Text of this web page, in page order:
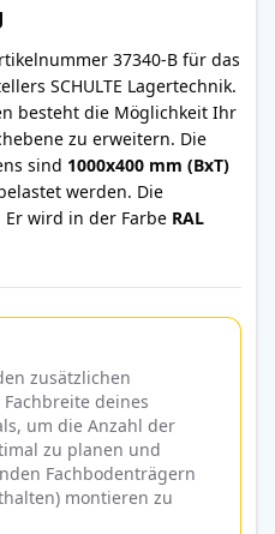
37340-B für das
SCHULTE Lagertechnik.
besteht die Möglichkeit Ihr
zu erweitern. Die
sind 1000x400 mm (BxT)
werden. Die
Er wird in der Farbe RAL
zusätzlichen
deines
um die Anzahl der
zu planen und
Fachbodenträgern
montieren zu